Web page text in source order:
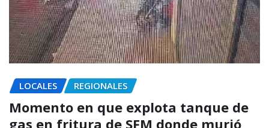
LOCALES REGIONALES
Momento en que explota tanque de
gas en fritura de SFM donde murió